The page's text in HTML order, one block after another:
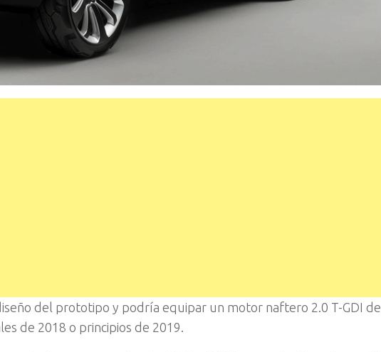
del prototipo y podría equipar un motor naftero 2.0 T-GDI de
de 2018 o principios de 2019.